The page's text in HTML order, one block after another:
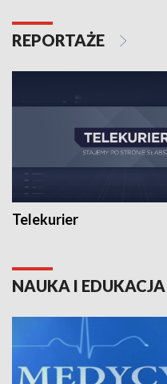
REPORTAŻE
Telekurier
NAUKA I EDUKACJA